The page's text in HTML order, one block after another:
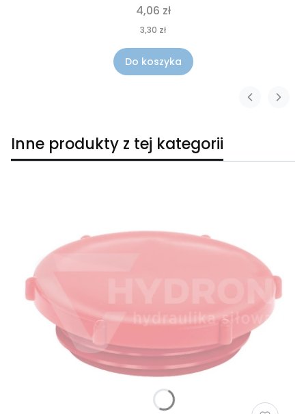
4,06 zł
3,30 zł
Do koszyka
Inne produkty z tej kategorii